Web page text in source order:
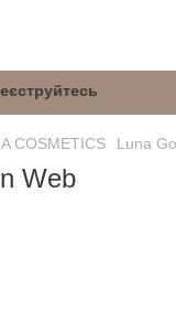
або
COSMETICS Luna
Web